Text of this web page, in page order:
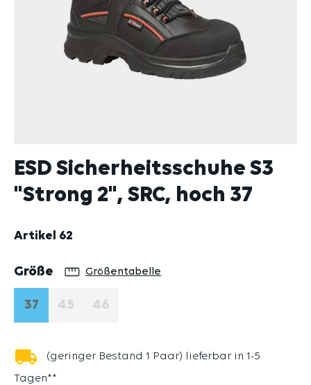
ESD Sicherheitsschuhe S3
"Strong 2", SRC, hoch 37
Artikel 62
Größe auswählen
Größentabelle
37 45 46
(geringer Bestand 1 Paar) lieferbar in 1-5
Tagen**